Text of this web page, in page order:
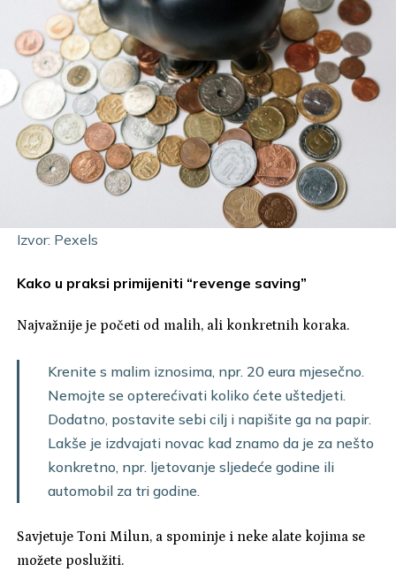
Izvor: Pexels
Kako u praksi primijeniti “revenge saving”
Najvažnije je početi od malih, ali konkretnih koraka.
Krenite s malim iznosima, npr. 20 eura mjesečno.
Nemojte se opterećivati koliko ćete uštedjeti.
Dodatno, postavite sebi cilj i napišite ga na papir.
Lakše je izdvajati novac kad znamo da je za nešto
konkretno, npr. ljetovanje sljedeće godine ili
automobil za tri godine.
Savjetuje Toni Milun, a spominje i neke alate kojima se
možete poslužiti.